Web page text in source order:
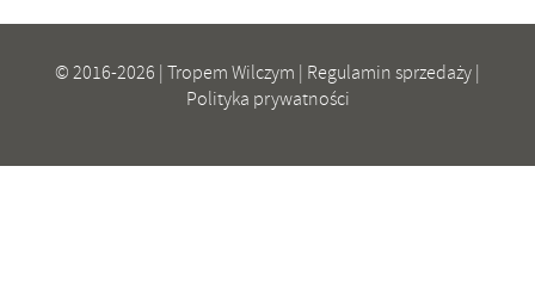
© 2016-2026 | Tropem Wilczym | Regulamin sprzedaży
Polityka prywatności